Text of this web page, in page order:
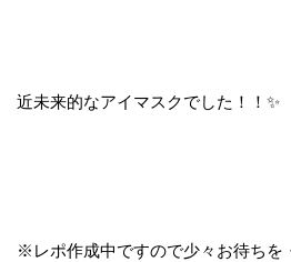
近未来的なアイマスクでした！！✨
※レポ作成中ですので少々お待ちを